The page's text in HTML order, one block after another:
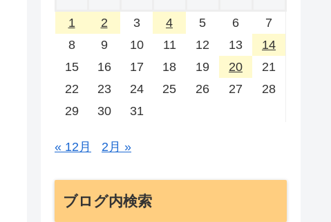
1 2 3 4 5 6
7
8
9 10 11 12 13
14
15
16 17 18 19 20
21
22
23 24 25 26 27
28
29
30 31
« 12月 2月 »
ブログ内検索